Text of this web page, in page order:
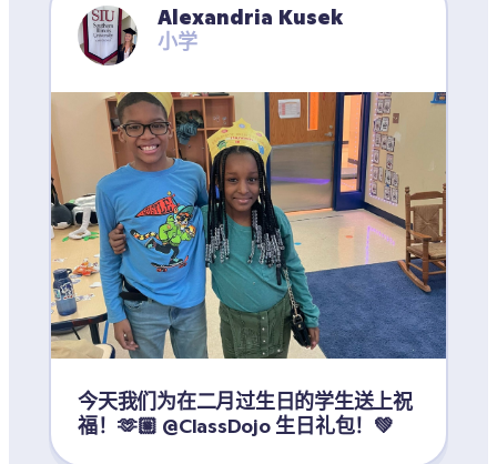
Alexandria Kusek
小学
今天我们为在二月过生日的学生送上祝
福！🫶🏼 @ClassDojo 生日礼包！💚